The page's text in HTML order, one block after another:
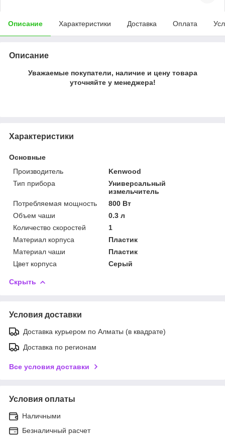
Описание Характеристики Доставка Оплата
Описание
Уважаемые покупатели, наличие и цену товара
уточняйте у менеджера!
Характеристики
Основные
Производитель
Kenwood
Тип прибора
Универсальный
измельчитель
Потребляемая мощность
800 Вт
Объем чаши
0.3 л
Количество скоростей
1
Материал корпуса
Пластик
Материал чаши
Пластик
Цвет корпуса
Серый
Скрыть
Условия доставки
Доставка курьером по Алматы (в квадрате)
Доставка по регионам
Все условия доставки
Условия оплаты
Наличными
Безналичный расчет